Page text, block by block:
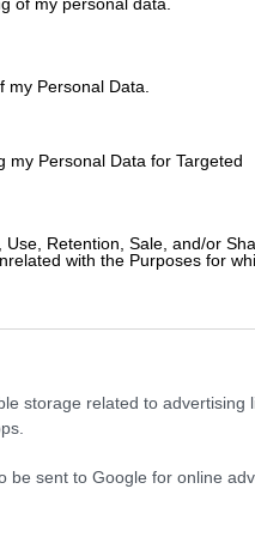
Personal Data.
my Personal Data for Targeted
Retention, Sale, and/or
with the Purposes for
storage related to advertising
be sent to Google for online
στην Αττική
της
σημείο, υπέβαλαν σε
όριο.
και εις βάρος της
οδήγηση υπό την